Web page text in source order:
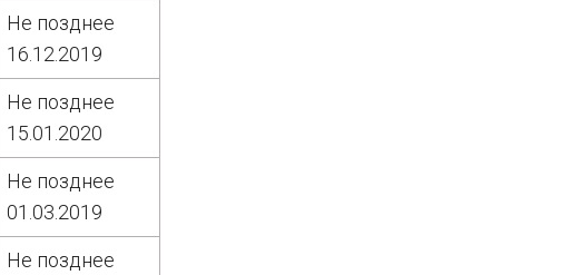
Не позднее
16.12.2019
Не позднее
15.01.2020
Не позднее
01.03.2019
Не позднее